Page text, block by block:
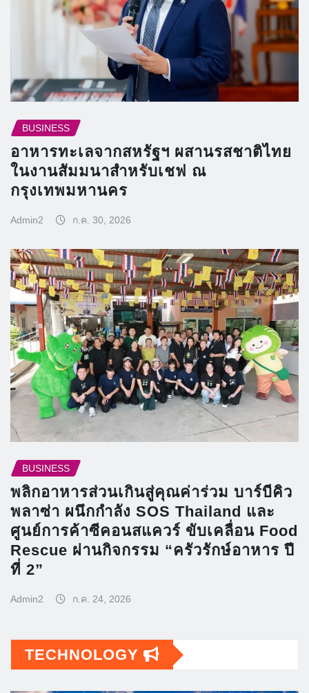
BUSINESS
อาหารทะเลจากสหรัฐฯ ผสานรสชาติไทย
ในงานสัมมนาสำหรับเชฟ ณ
กรุงเทพมหานคร
Admin2 ก.ค. 30, 2026
BUSINESS
พลิกอาหารส่วนเกินสู่คุณค่าร่วม บาร์บีคิว
พลาซ่า ผนึกกำลัง SOS Thailand และ
ศูนย์การค้าซีคอนสแควร์ ขับเคลื่อน Food
Rescue ผ่านกิจกรรม “ครัวรักษ์อาหาร ปี
ที่ 2”
Admin2 ก.ค. 24, 2026
TECHNOLOGY